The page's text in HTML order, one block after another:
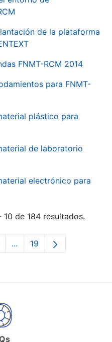
de la plataforma
FNMT-RCM 2014
para FNMT-
plástico para
de laboratorio
electrónico para
de 184 resultados.
...Páginas intermedias Use
Página
19